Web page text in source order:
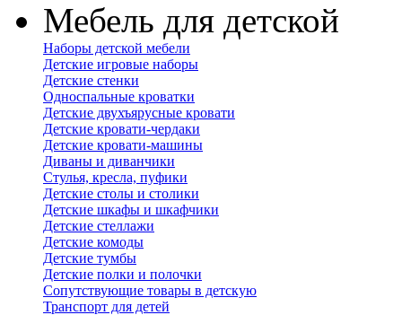
Мебель для детской
Наборы детской мебели
Детские игровые наборы
Детские стенки
Односпальные кроватки
Детские двухъярусные кровати
Детские кровати-чердаки
Детские кровати-машины
Диваны и диванчики
Стулья, кресла, пуфики
Детские столы и столики
Детские шкафы и шкафчики
Детские стеллажи
Детские комоды
Детские тумбы
Детские полки и полочки
Сопутствующие товары в детскую
Транспорт для детей